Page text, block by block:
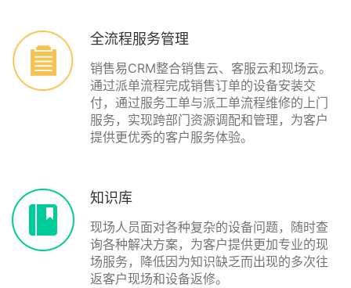
全流程服务管理
销售易CRM整合销售云、客服云和现场云。
通过派单流程完成销售订单的设备安装交
付，通过服务工单与派工单流程维修的上门
服务，实现跨部门资源调配和管理，为客户
提供更优秀的客户服务体验。
知识库
现场人员面对各种复杂的设备问题，随时查
询各种解决方案，为客户提供更加专业的现
场服务，降低因为知识缺乏而出现的多次往
返客户现场和设备返修。